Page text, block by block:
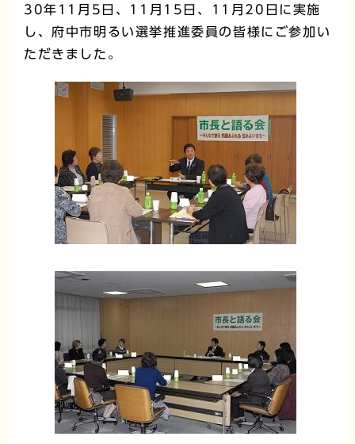
30年11月5日、11月15日、11月20日に実施
し、府中市明るい選挙推進委員の皆様にご参加い
ただきました。